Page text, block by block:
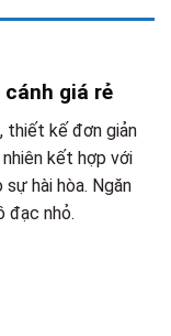
giá rẻ
thiết kế đơn giản
kết hợp với
hài hòa. Ngăn
đạc nhỏ.